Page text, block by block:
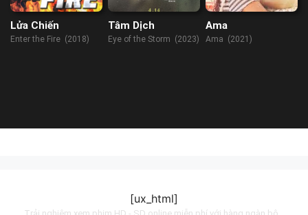
Lửa Chiến
Enter the Fire (2018)
Tâm Dịch
Eye of the Storm (2023)
Ama
Ama (2021)